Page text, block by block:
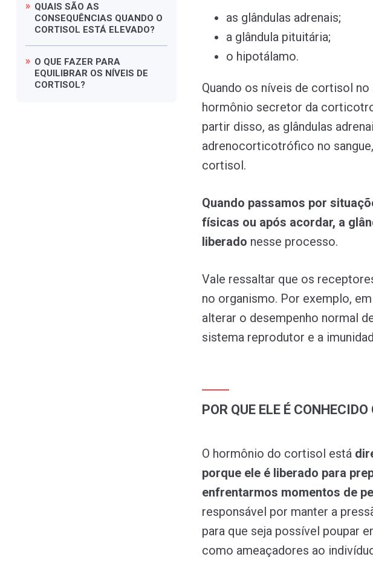
QUAIS SÃO AS
CONSEQUÊNCIAS QUANDO O
CORTISOL ESTÁ ELEVADO?
O QUE FAZER PARA
EQUILIBRAR OS NÍVEIS DE
CORTISOL?
as glândulas adrenais;
a glândula pituitária;
o hipotálamo.
Quando os níveis de cortisol
hormônio secretor da
partir disso, as glândulas
adrenocorticotrófico no
cortisol.
Quando passamos por
físicas ou após acordar, a
liberado nesse processo.
Vale ressaltar que os
no organismo. Por exemplo,
alterar o desempenho normal
sistema reprodutor e a
POR QUE ELE É
O hormônio do cortisol está
porque ele é liberado para
enfrentarmos momentos de
responsável por manter a
para que seja possível poupar
como ameaçadores ao